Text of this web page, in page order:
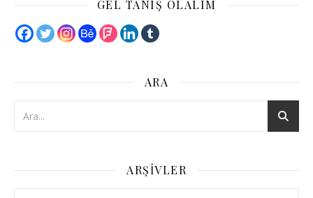
GEL TANIŞ OLALIM
ARA
ARŞIVLER